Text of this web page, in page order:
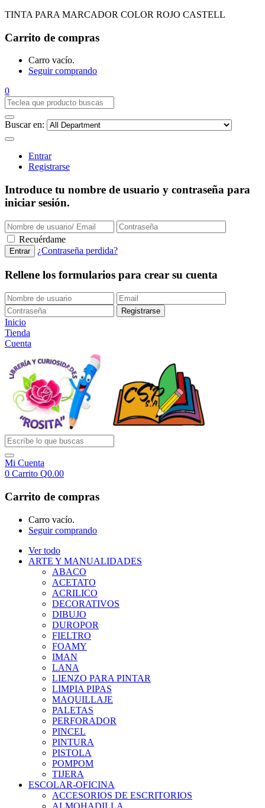
TINTA PARA MARCADOR COLOR ROJO CASTELL
Carrito de compras
Carro vacío.
Seguir comprando
0
Buscar en:
Entrar
Registrarse
Introduce tu nombre de usuario y contraseña para
iniciar sesión.
Recuérdame
¿Contraseña perdida?
Rellene los formularios para crear su cuenta
Inicio
Tienda
Cuenta
Mi Cuenta
0 Carrito Q0.00
Carrito de compras
Carro vacío.
Seguir comprando
Ver todo
ARTE Y MANUALIDADES
ABACO
ACETATO
ACRILICO
DECORATIVOS
DIBUJO
DUROPOR
FIELTRO
FOAMY
IMAN
LANA
LIENZO PARA PINTAR
LIMPIA PIPAS
MAQUILLAJE
PALETAS
PERFORADOR
PINCEL
PINTURA
PISTOLA
POMPOM
TIJERA
ESCOLAR-OFICINA
ACCESORIOS DE ESCRITORIOS
ALMOHADILLA